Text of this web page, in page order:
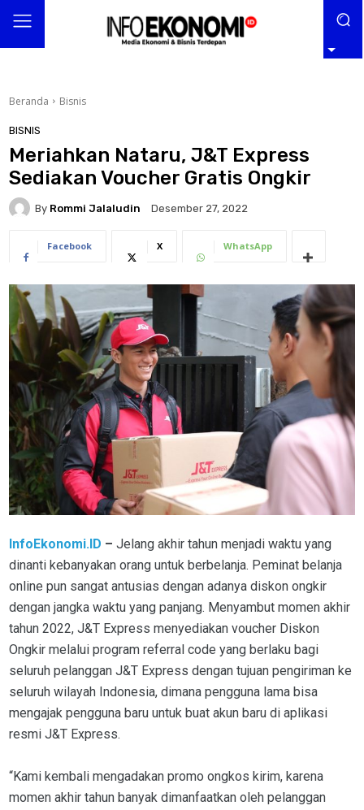
Beranda Bisnis
BISNIS
Meriahkan Nataru, J&T Express
Sediakan Voucher Gratis Ongkir
By Rommi Jalaludin Desember 27, 2022
Facebook X WhatsApp
InfoEkonomi.ID – Jelang akhir tahun menjadi waktu yang
dinanti kebanyakan orang untuk berbelanja. Peminat belanja
online pun sangat antusias dengan adanya diskon ongkir
dengan jangka waktu yang panjang. Menyambut momen akhir
tahun 2022, J&T Express menyediakan voucher Diskon
Ongkir melalui program referral code yang berlaku bagi
seluruh pelanggan J&T Express dengan tujuan pengiriman ke
seluruh wilayah Indonesia, dimana pengguna lama bisa
mengajak pengguna baru untuk buat akun baru di aplikasi
resmi J&T Express.
“Kami kembali mengadakan promo ongkos kirim, karena
momen akhir tahun banyak dimanfaatkan oleh pelanggan